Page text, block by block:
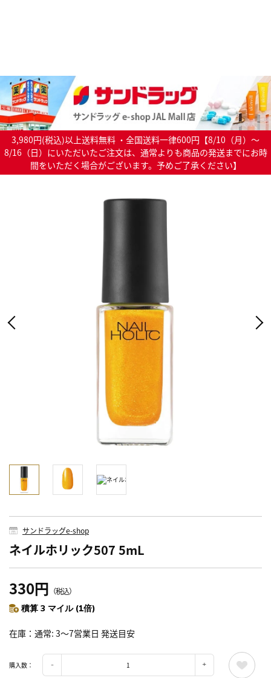
3,980円(税込)以上送料無料 ・全国送料一律600円【8/10（月）～
8/16（日）にいただいたご注文は、通常よりも商品の発送までにお時
間をいただく場合がございます。予めご了承ください】
サンドラッグe-shop
ネイルホリック507 5mL
330円 （税込）
積算 3 マイル (1倍)
在庫 通常: 3～7営業日 発送目安
購入数：